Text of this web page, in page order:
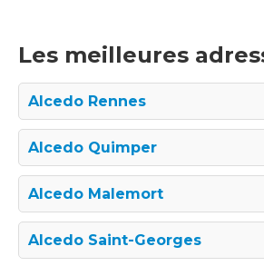
Les meilleures
Alcedo Rennes
Alcedo Quimper
Alcedo Malemort
Alcedo Saint-Georges